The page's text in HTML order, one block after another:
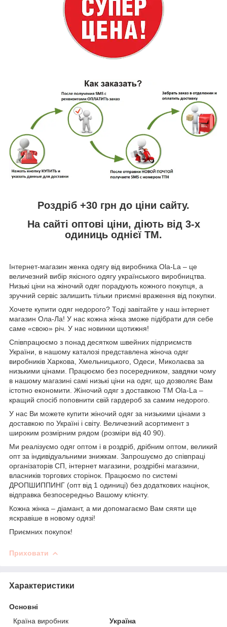
Роздріб +30 грн до ціни сайту.
На сайті оптові ціни, діють від 3-х
одиниць однієї ТМ.
Інтернет-магазин женка одягу від виробника Ola-La – це
величезний вибір якісного одягу українського виробництва.
Низькі ціни на жіночий одяг порадують кожного покупця, а
зручний сервіс залишить тільки приємні враження від покупки.
Хочете купити одяг недорого? Тоді завітайте у наш інтернет
магазин Ола-Ла! У нас кожна жінка зможе підібрати для себе
саме «свою» річ. У нас новинки щотижня!
Співпрацюємо з понад десятком швейних підприємств
України, в нашому каталозі представлена жіноча одяг
виробників Харкова, Хмельницького, Одеси, Миколаєва за
низькими цінами. Працюємо без посередником, завдяки чому
в нашому магазині самі низькі ціни на одяг, що дозволяє Вам
істотно економити. Жіночий одяг з доставкою TM Ola-La –
кращий спосіб поповнити свій гардероб за самим недорого.
У нас Ви можете купити жіночий одяг за низькими цінами з
доставкою по Україні і світу. Величезний асортимент з
широким розмірним рядом (розміри від 40 90).
Ми реалізуємо одяг оптом і в роздріб, дрібним оптом, великий
опт за індивідуальними знижкам. Запрошуємо до співпраці
організаторів СП, інтернет магазини, роздрібні магазини,
власників торгових сторінок. Працюємо по системі
ДРОПШИППИНГ (опт від 1 одиниці) без додаткових націнок,
відправка безпосередньо Вашому клієнту.
Кожна жінка – діамант, а ми допомагаємо Вам сяяти ще
яскравіше в новому одязі!
Приємних покупок!
Приховати
Характеристики
Основні
Країна виробник
Україна